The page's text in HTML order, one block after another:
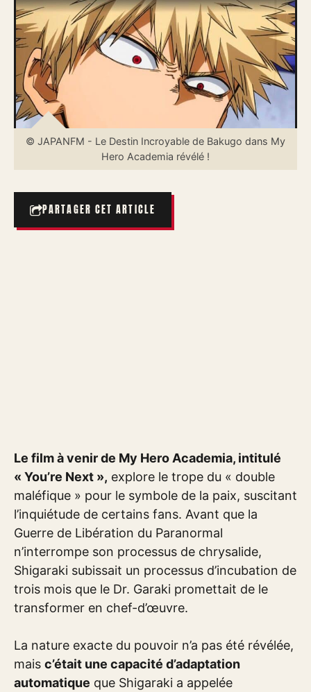
© JAPANFM - Le Destin Incroyable de Bakugo dans My
Hero Academia révélé !
PARTAGER CET ARTICLE
Le film à venir de My Hero Academia, intitulé
« You’re Next », explore le trope du « double
maléfique » pour le symbole de la paix, suscitant
l’inquiétude de certains fans. Avant que la
Guerre de Libération du Paranormal
n’interrompe son processus de chrysalide,
Shigaraki subissait un processus d’incubation de
trois mois que le Dr. Garaki promettait de le
transformer en chef-d’œuvre.
La nature exacte du pouvoir n’a pas été révélée,
mais c’était une capacité d’adaptation
automatique que Shigaraki a appelée